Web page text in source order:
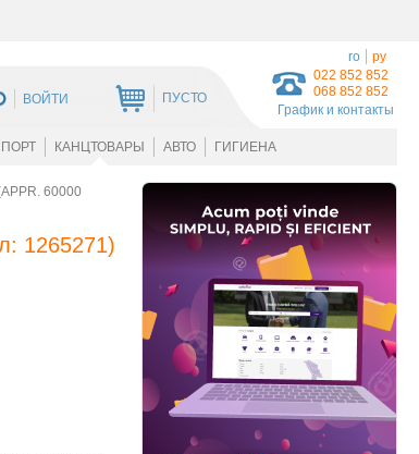
022 852 852
068 852 852
График и контакты
ВОЙТИ ПУСТО
ro ру
КАНЦТОВАРЫ АВТО ГИГИЕНА
60000
1265271)